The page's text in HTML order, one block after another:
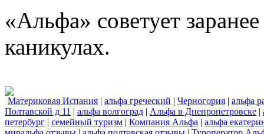
«Альфа» советует
каникулах.
Материковая Испания | альфа греческий | Черногория | альфа
Полтавской д 11 | альфа волгоград | Альфа в Днепропетровске |
петербург | семейный туризм | Компания Альфа | альфа